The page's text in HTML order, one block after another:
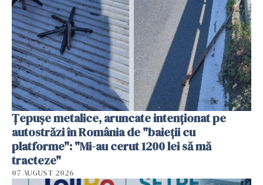
Țepușe metalice, aruncate intenționat pe
autostrăzi în România de "baieții cu
platforme": "Mi-au cerut 1200 lei să mă
tracteze"
07 AUGUST 2026